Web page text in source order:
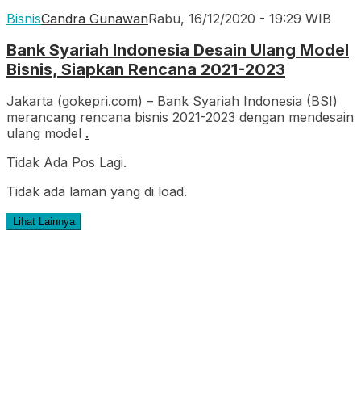
BisnisCandra GunawanRabu, 16/12/2020 - 19:29 WIB
Bank Syariah Indonesia Desain Ulang Model
Bisnis, Siapkan Rencana 2021-2023
Jakarta (gokepri.com) – Bank Syariah Indonesia (BSI)
merancang rencana bisnis 2021-2023 dengan mendesain
ulang model .
Tidak Ada Pos Lagi.
Tidak ada laman yang di load.
Lihat Lainnya